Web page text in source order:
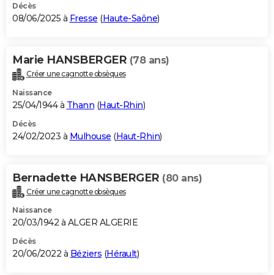
Décès
08/06/2025 à Fresse (Haute-Saône)
Marie HANSBERGER (78 ans)
Créer une cagnotte obsèques
Naissance
25/04/1944 à Thann (Haut-Rhin)
Décès
24/02/2023 à Mulhouse (Haut-Rhin)
Bernadette HANSBERGER (80 ans)
Créer une cagnotte obsèques
Naissance
20/03/1942 à ALGER ALGERIE
Décès
20/06/2022 à Béziers (Hérault)